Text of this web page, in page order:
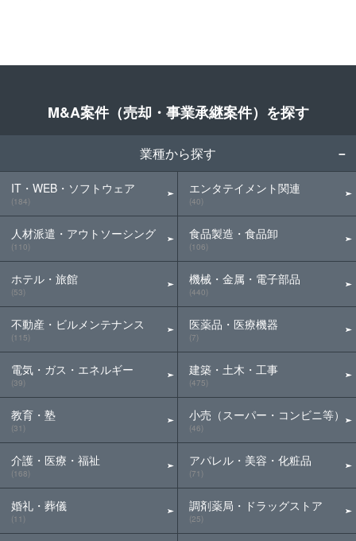
M&A案件（売却・事業承継案件）を探す
業種から探す
IT・WEB・ソフトウェア
(184)
人材派遣・アウトソーシング
(110)
ホテル・旅館
(53)
不動産・ビルメンテナンス
(115)
電気・ガス・エネルギー
(39)
教育・塾
(31)
介護・医療・福祉
(168)
婚礼・葬儀
(11)
エンタテイメント関連
(40)
食品製造・食品卸
(106)
機械・金属・電子部品
(440)
医薬品・医療機器
(7)
建築・土木・工事
(475)
小売（スーパー・コンビニ等）
(46)
アパレル・美容・化粧品
(71)
調剤薬局・ドラッグストア
(25)